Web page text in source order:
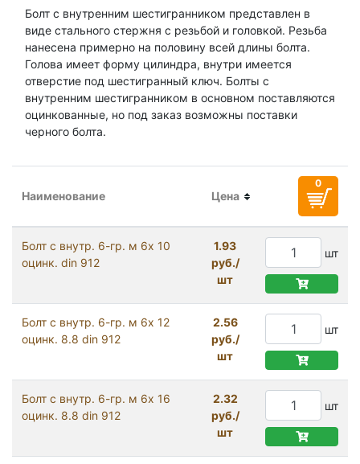
Болт с внутренним шестигранником представлен в
виде стального стержня с резьбой и головкой. Резьба
нанесена примерно на половину всей длины болта.
Голова имеет форму цилиндра, внутри имеется
отверстие под шестигранный ключ. Болты с
внутренним шестигранником в основном поставляются
оцинкованные, но под заказ возможны поставки
черного болта.
Наименование Цена
Болт с внутр. 6-гр. м 6х 10
оцинк. din 912
1.93
руб./
шт
шт
Болт с внутр. 6-гр. м 6х 12
оцинк. 8.8 din 912
2.56
руб./
шт
шт
Болт с внутр. 6-гр. м 6х 16
оцинк. 8.8 din 912
2.32
руб./
шт
шт